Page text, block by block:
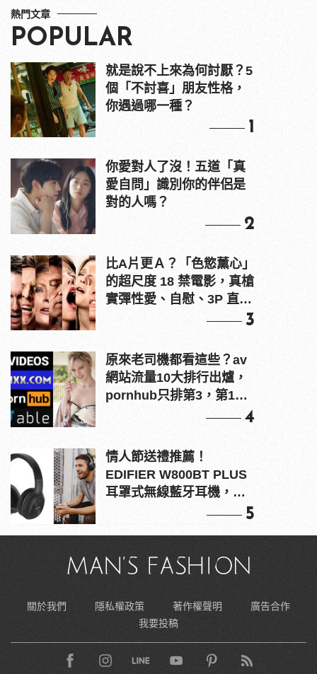
熱門文章
POPULAR
就是說不上來為何討厭？5
個「不討喜」朋友性格，
你遇過哪一種？
1
你愛對人了沒！五道「真
愛自問」識別你的伴侶是
對的人嗎？
2
比A片更Ａ？「色慾薰心」
的超尺度 18 禁電影，真槍
實彈性愛、自慰、3P 直接
3
原來老司機都看這些？av
網站流量10大排行出爐，
pornhub只排第3，第1名
4
情人節送禮推薦！
EDIFIER W800BT PLUS
耳罩式無線藍牙耳機，在
5
關於我們 隱私權政策 著作權聲明
廣告合作
我要投稿